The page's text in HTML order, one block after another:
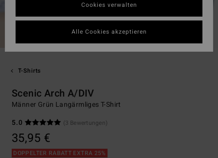
T-Shirts
Scenic Arch A/DIV
Männer Grün Langärmliges T-Shirt
5.0
(3 Bewertungen)
35,95 €
DOPPELTER RABATT EXTRA 25%
Cookies verwalten
Alle Cookies akzeptieren